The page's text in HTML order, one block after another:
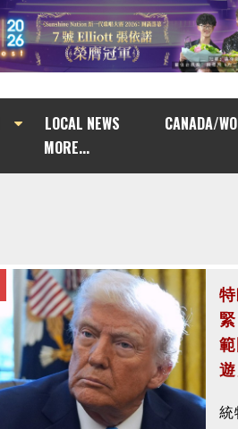
LOCAL NEWS
CANADA/
MORE...
槍